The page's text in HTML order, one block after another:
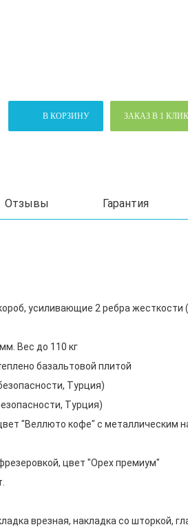
В КОРЗИНУ ЗАКАЗ В 1 КЛИК
Отзывы Гарантия
усиливающие 2 ребра жесткости
Вес до 110 кг
базальтовой плитой
Турция)
Турция)
"Веллюто кофе" с металлическим
цвет "Орех премиум"
врезная, накладка со шторкой,